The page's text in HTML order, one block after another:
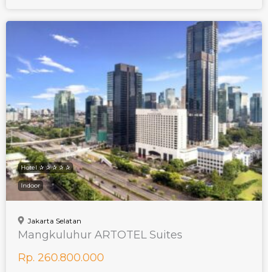
Hotel ✰ ✰ ✰ ✰ ✰
Indoor
Jakarta Selatan
Mangkuluhur ARTOTEL Suites
Rp. 260.800.000